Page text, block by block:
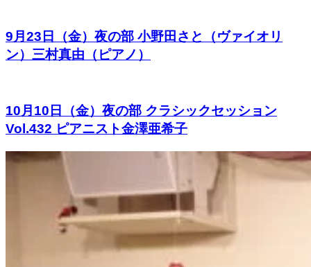
9月23日（金）夜の部 小野田さと（ヴァイオリ
ン）三村真由（ピアノ）
10月10日（金）夜の部 クラシックセッション
Vol.432 ピアニスト金澤亜希子